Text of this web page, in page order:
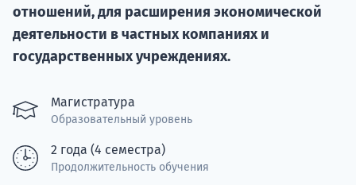
отношений, для расширения экономической
деятельности в частных компаниях и
государственных учреждениях.
Магистратура
Образовательный уровень
2 года (4 семестра)
Продолжительность обучения